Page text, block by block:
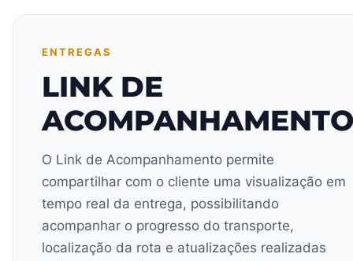
ENTREGAS
LINK DE
ACOMPANHAMENTO
O Link de Acompanhamento permite
compartilhar com o cliente uma visualização em
tempo real da entrega, possibilitando
acompanhar o progresso do transporte,
localização da rota e atualizações realizadas